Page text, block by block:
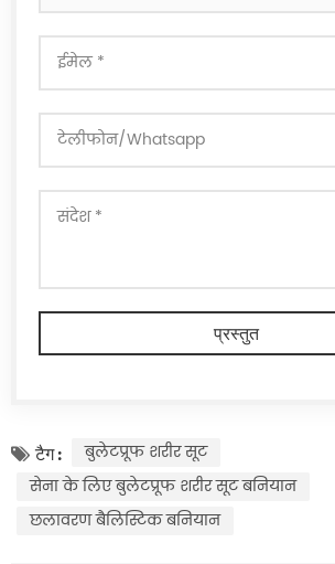
टैग :
बुलेटप्रूफ शरीर सूट
सेना के लिए बुलेटप्रूफ शरीर सूट बनियान
छलावरण बैलिस्टिक बनियान